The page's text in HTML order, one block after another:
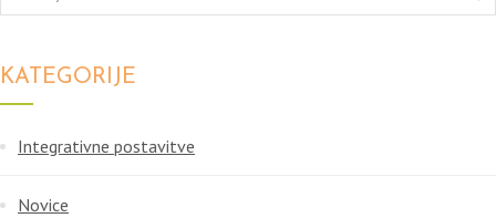
KATEGORIJE
Integrativne postavitve
Novice